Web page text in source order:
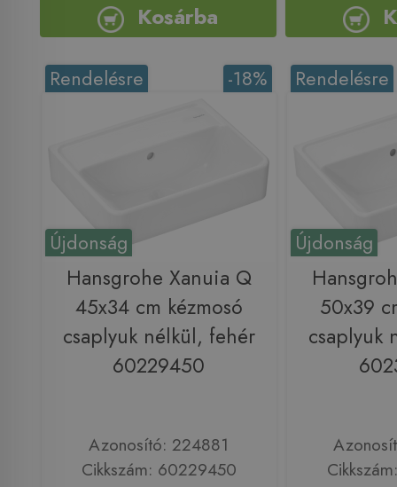
Kosárba
Újdonság
-18%
Rendelésre
Hansgrohe Xanuia Q
45x34 cm kézmosó
csaplyuk nélkül, fehér
60229450
Azonosító: 224881
Cikkszám: 60229450
Újdonság
Rendelésre
50x39
csaplyuk